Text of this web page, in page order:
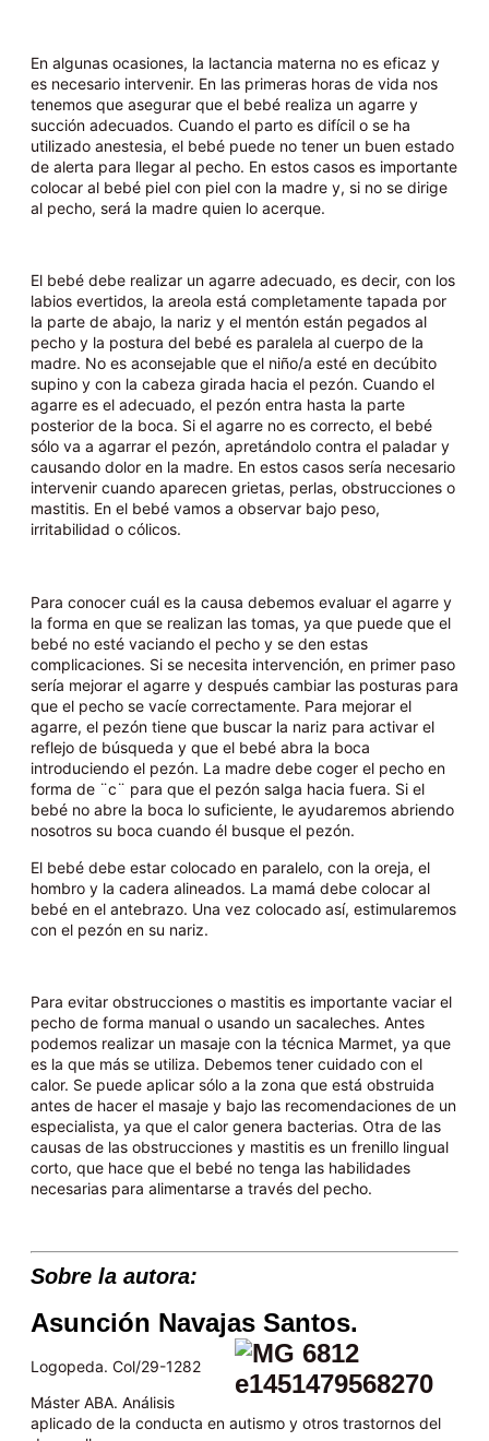
En algunas ocasiones, la lactancia materna no es eficaz y
es necesario intervenir. En las primeras horas de vida nos
tenemos que asegurar que el bebé realiza un agarre y
succión adecuados. Cuando el parto es difícil o se ha
utilizado anestesia, el bebé puede no tener un buen estado
de alerta para llegar al pecho. En estos casos es importante
colocar al bebé piel con piel con la madre y, si no se dirige
al pecho, será la madre quien lo acerque.
El bebé debe realizar un agarre adecuado, es decir, con los
labios evertidos, la areola está completamente tapada por
la parte de abajo, la nariz y el mentón están pegados al
pecho y la postura del bebé es paralela al cuerpo de la
madre. No es aconsejable que el niño/a esté en decúbito
supino y con la cabeza girada hacia el pezón. Cuando el
agarre es el adecuado, el pezón entra hasta la parte
posterior de la boca. Si el agarre no es correcto, el bebé
sólo va a agarrar el pezón, apretándolo contra el paladar y
causando dolor en la madre. En estos casos sería necesario
intervenir cuando aparecen grietas, perlas, obstrucciones o
mastitis. En el bebé vamos a observar bajo peso,
irritabilidad o cólicos.
Para conocer cuál es la causa debemos evaluar el agarre y
la forma en que se realizan las tomas, ya que puede que el
bebé no esté vaciando el pecho y se den estas
complicaciones. Si se necesita intervención, en primer paso
sería mejorar el agarre y después cambiar las posturas para
que el pecho se vacíe correctamente. Para mejorar el
agarre, el pezón tiene que buscar la nariz para activar el
reflejo de búsqueda y que el bebé abra la boca
introduciendo el pezón. La madre debe coger el pecho en
forma de ¨c¨ para que el pezón salga hacia fuera. Si el
bebé no abre la boca lo suficiente, le ayudaremos abriendo
nosotros su boca cuando él busque el pezón.
El bebé debe estar colocado en paralelo, con la oreja, el
hombro y la cadera alineados. La mamá debe colocar al
bebé en el antebrazo. Una vez colocado así, estimularemos
con el pezón en su nariz.
Para evitar obstrucciones o mastitis es importante vaciar el
pecho de forma manual o usando un sacaleches. Antes
podemos realizar un masaje con la técnica Marmet, ya que
es la que más se utiliza. Debemos tener cuidado con el
calor. Se puede aplicar sólo a la zona que está obstruida
antes de hacer el masaje y bajo las recomendaciones de un
especialista, ya que el calor genera bacterias. Otra de las
causas de las obstrucciones y mastitis es un frenillo lingual
corto, que hace que el bebé no tenga las habilidades
necesarias para alimentarse a través del pecho.
Sobre la autora:
Asunción Navajas Santos.
Logopeda. Col/29-1282
Máster ABA. Análisis
aplicado de la conducta en autismo y otros trastornos del